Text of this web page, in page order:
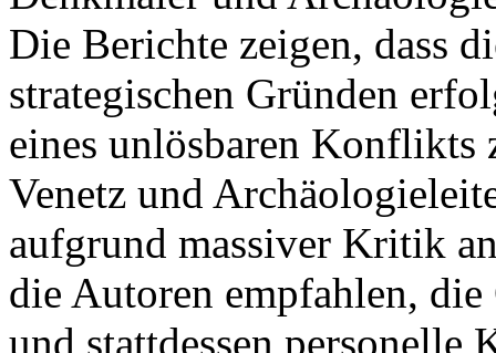
Die Berichte zeigen, dass
strategischen Gründen
eines unlösbaren Konflikts
Venetz und
aufgrund massiver Kritik
die Autoren empfahlen,
und stattdessen personelle